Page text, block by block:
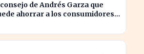
consejo de Andrés Garza que
ahorrar a los consumidores